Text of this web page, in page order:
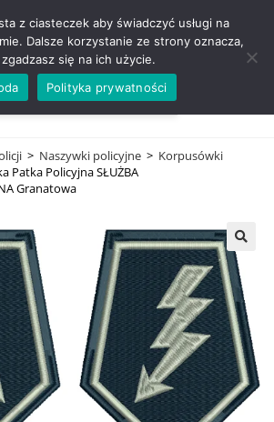
ZADZWOŃ TEL. 600 352 938
> Naszywki policyjne > Korpusówki
Patka Policyjna SŁUŻBA
Granatowa
z ciasteczek aby świadczyć usługi na
Dalsze korzystanie ze strony oznacza,
się na ich użycie.
Polityka prywatności